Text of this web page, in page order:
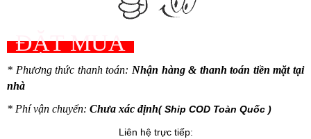
ĐẶT MUA
* Phương thức thanh toán: Nhận hàng & thanh toán tiền mặt tại
nhà
* Phí vận chuyển: Chưa xác định( Ship COD Toàn Quốc )
Liên hệ trực tiếp: